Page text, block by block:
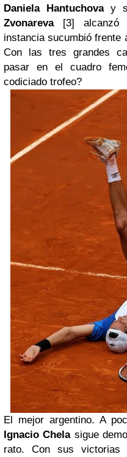
Daniela Hantuchovay
Zvonareva[3] alcanzó
instancia sucumbió frente
Con las tres grandes
pasar en el cuadro
codiciado trofeo?
El mejor argentino.A
Ignacio Chelasigue
rato. Con sus victorias